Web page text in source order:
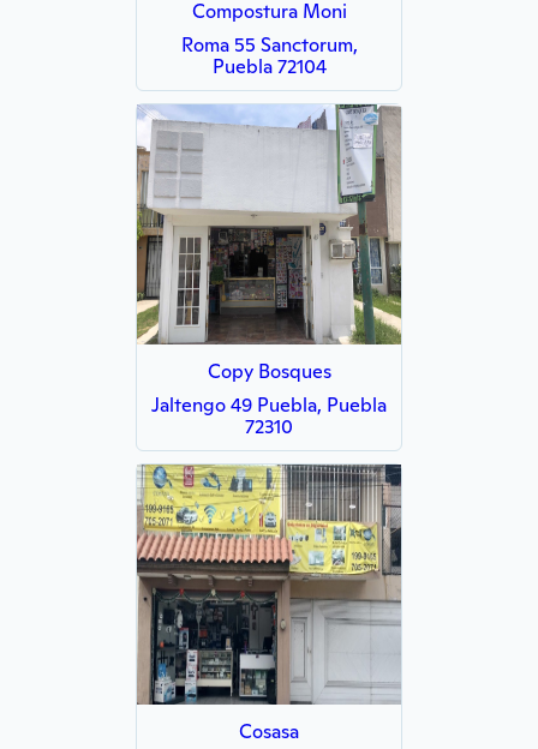
Compostura Moni
Roma 55 Sanctorum,
Puebla 72104
Copy Bosques
Jaltengo 49 Puebla, Puebla
72310
Cosasa